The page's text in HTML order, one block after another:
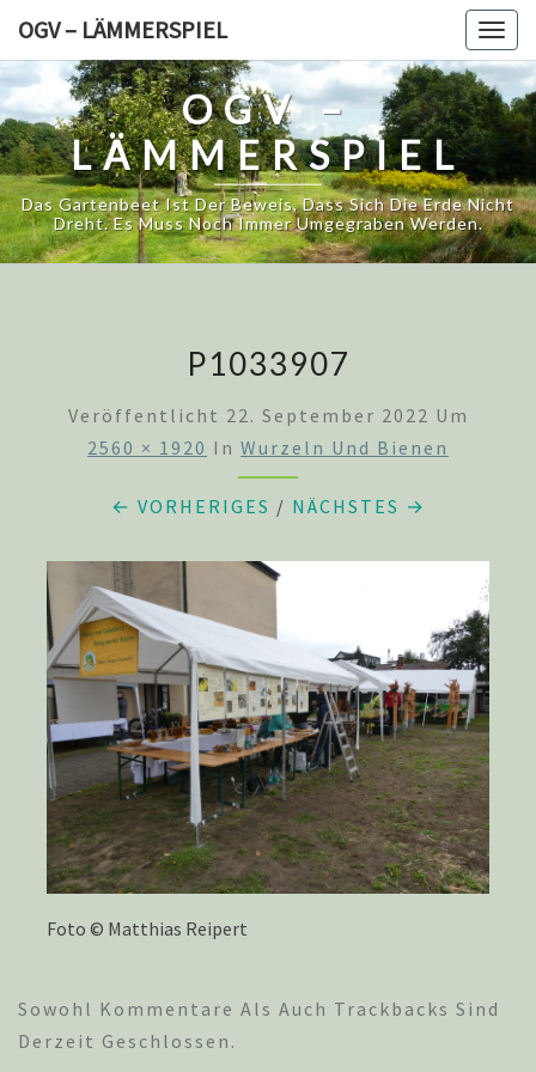
content
OGV – LÄMMERSPIEL
OGV –
LÄMMERSPIEL
Das Gartenbeet Ist Der Beweis, Dass Sich Die Erde Nicht
Dreht. Es Muss Noch Immer Umgegraben Werden.
P1033907
Veröffentlicht 22. September 2022 Um
2560 × 1920 In Wurzeln Und Bienen
← VORHERIGES / NÄCHSTES →
Foto © Matthias Reipert
Sowohl Kommentare Als Auch Trackbacks Sind
Derzeit Geschlossen.